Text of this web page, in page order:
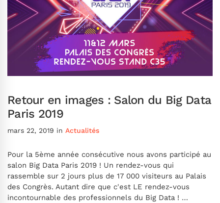
Retour en images : Salon du Big Data
Paris 2019
mars 22, 2019 in Actualités
Pour la 5ème année consécutive nous avons participé au
salon Big Data Paris 2019 ! Un rendez-vous qui
rassemble sur 2 jours plus de 17 000 visiteurs au Palais
des Congrès. Autant dire que c'est LE rendez-vous
incontournable des professionnels du Big Data ! …